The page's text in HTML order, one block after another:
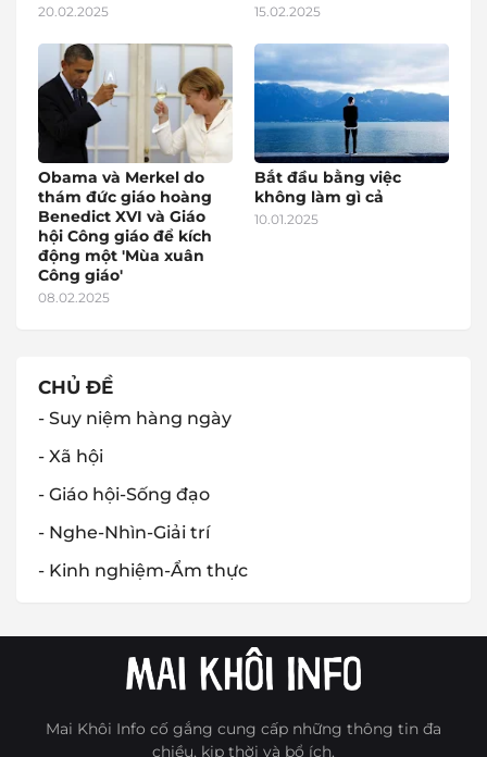
20.02.2025 15.02.2025
Obama và Merkel do
thám đức giáo hoàng
Benedict XVI và Giáo
hội Công giáo để kích
động một 'Mùa xuân
Công giáo'
08.02.2025
Bắt đầu bằng việc
không làm gì cả
10.01.2025
CHỦ ĐỀ
- Suy niệm hàng ngày
- Xã hội
- Giáo hội-Sống đạo
- Nghe-Nhìn-Giải trí
- Kinh nghiệm-Ẩm thực
Mai Khôi Info cố gắng cung cấp những thông tin đa
chiều, kịp thời và bổ ích.